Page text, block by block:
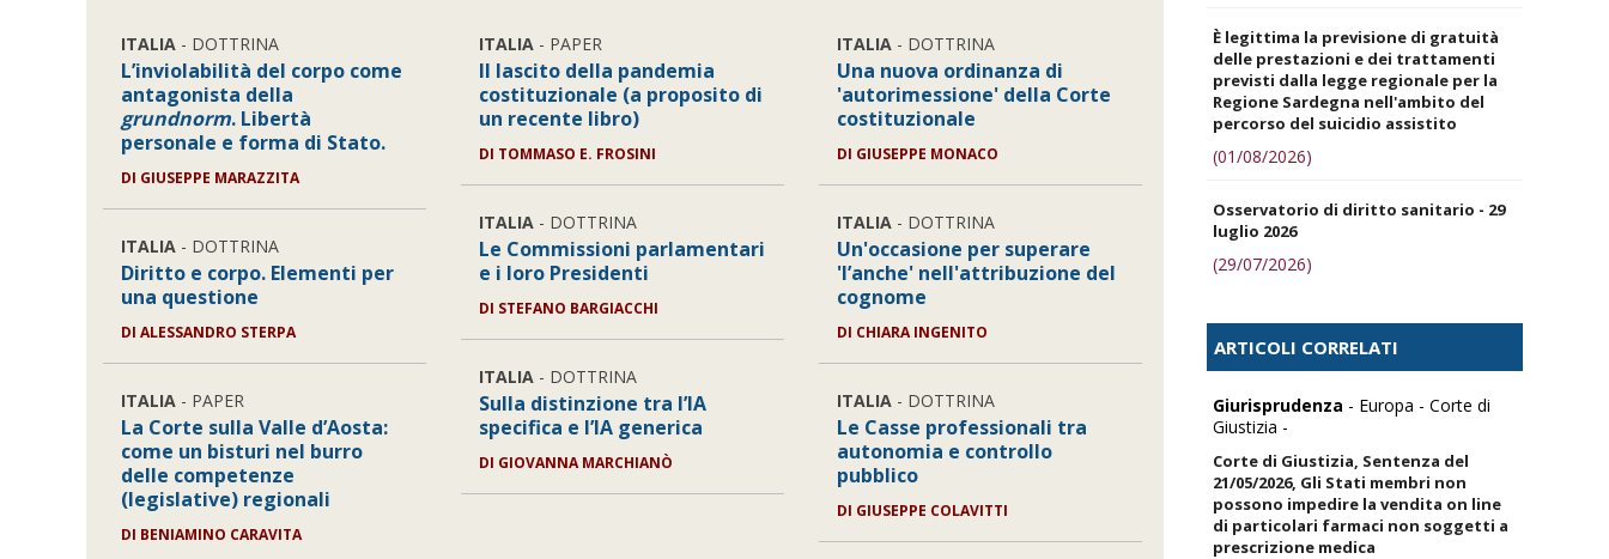
ITALIA - DOTTRINA
L’inviolabilità del corpo come
antagonista della
grundnorm. Libertà
personale e forma di Stato.
DI GIUSEPPE MARAZZITA
ITALIA - DOTTRINA
Diritto e corpo. Elementi per
una questione
DIALESSANDRO STERPA
ITALIA - PAPER
La Corte sulla Valle d’Aosta:
come un bisturi nel burro
delle competenze
(legislative) regionali
DI BENIAMINO CARAVITA
ITALIA - PAPER
Il lascito della pandemia
costituzionale (a proposito di
un recente libro)
DI TOMMASO E. FROSINI
ITALIA - DOTTRINA
Le Commissioni parlamentari
e i loro Presidenti
DI STEFANO BARGIACCHI
ITALIA - DOTTRINA
Sulla distinzione tra l’IA
specifica e l’IA generica
DI GIOVANNA MARCHIANÒ
ITALIA- DOTTRINA
Una nuova ordinanza di
'autorimessione' della Corte
costituzionale
DI GIUSEPPE MONACO
ITALIA- DOTTRINA
Un'occasione per superare
'l’anche' nell'attribuzione del
cognome
DI CHIARA INGENITO
ITALIA- DOTTRINA
Le Casse professionali tra
autonomia e controllo
pubblico
DI GIUSEPPE COLAVITTI
È legittima la previsione di gratuità
delle prestazioni e dei trattamenti
previsti dalla legge regionale per la
Regione Sardegna nell'ambito del
percorso del suicidio assistito
(01/08/2026)
Osservatorio di diritto sanitario - 29
luglio 2026
(29/07/2026)
ARTICOLI CORRELATI
Giurisprudenza - Europa - Corte di
Giustizia -
Corte di Giustizia, Sentenza del
21/05/2026, Gli Stati membri non
possono impedire la vendita on line
di particolari farmaci non soggetti a
prescrizione medica